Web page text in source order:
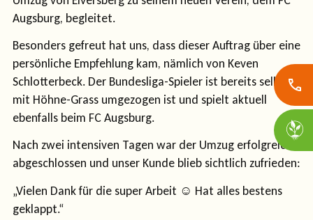
Augsburg, begleitet.
Besonders gefreut hat uns, dass dieser Auftrag über eine
persönliche Empfehlung kam, nämlich von Keven
Schlotterbeck. Der Bundesliga-Spieler ist bereits selbst
mit Höhne-Grass umgezogen ist und spielt aktuell
ebenfalls beim FC Augsburg.
Nach zwei intensiven Tagen war der Umzug erfolgreich
abgeschlossen und unser Kunde blieb sichtlich zufrieden:
„Vielen Dank für die super Arbeit ☺ Hat alles bestens
geklappt.“